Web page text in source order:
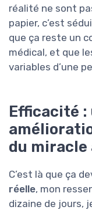
réalité ne sont
papier, c’est
que ça reste un
médical, et que
variables d’une
Efficacité :
du miracle
C’est là que ça
réelle, mon
dizaine de jours,